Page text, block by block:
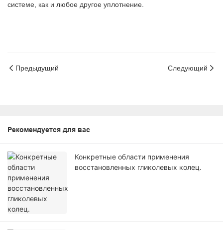
системе, как и любое другое уплотнение.
Предыдущий Следующий
Рекомендуется для вас
Конкретные области применения
восстановленных гликолевых колец.